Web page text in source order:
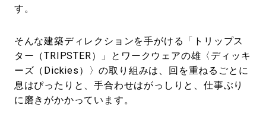
す。
そんな建築ディレクションを手がける「トリップス
ター（TRIPSTER）」とワークウェアの雄〈ディッキ
ーズ（Dickies）〉の取り組みは、回を重ねるごとに
息はぴったりと、手合わせはがっしりと、仕事ぶり
に磨きがかかっています。